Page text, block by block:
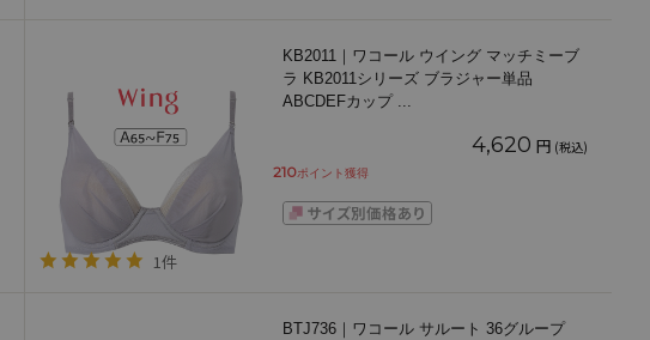
KB2011｜ワコール ウイング マッチミーブ
ラ KB2011シリーズ ブラジャー単品
ABCDEFカップ ...
1件
4,620 円 (税込)
210ポイント獲得
BTJ736｜ワコール サルート 36グループ